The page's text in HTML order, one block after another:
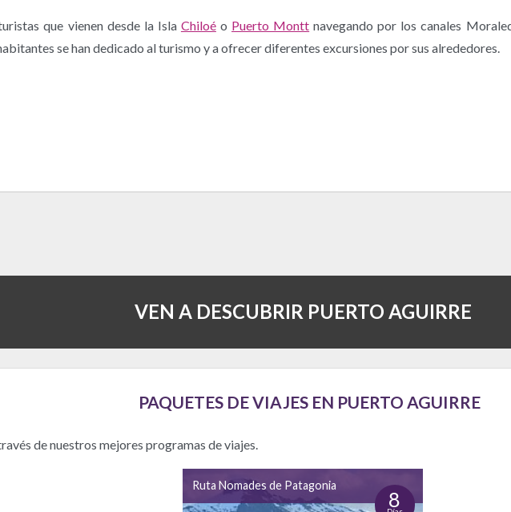
que vienen desde la Isla Chiloéo Puerto Montt navegando por los canales
se han dedicado al turismo y a ofrecer diferentes excursiones por sus alrededores.
VEN A DESCUBRIR PUERTO AGUIRRE
PAQUETES DE VIAJES EN PUERTO AGUIRRE
de nuestros mejores programas de viajes.
Ruta Nomades de Patagonia
8